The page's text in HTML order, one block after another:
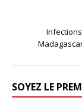
SOYEZ LE